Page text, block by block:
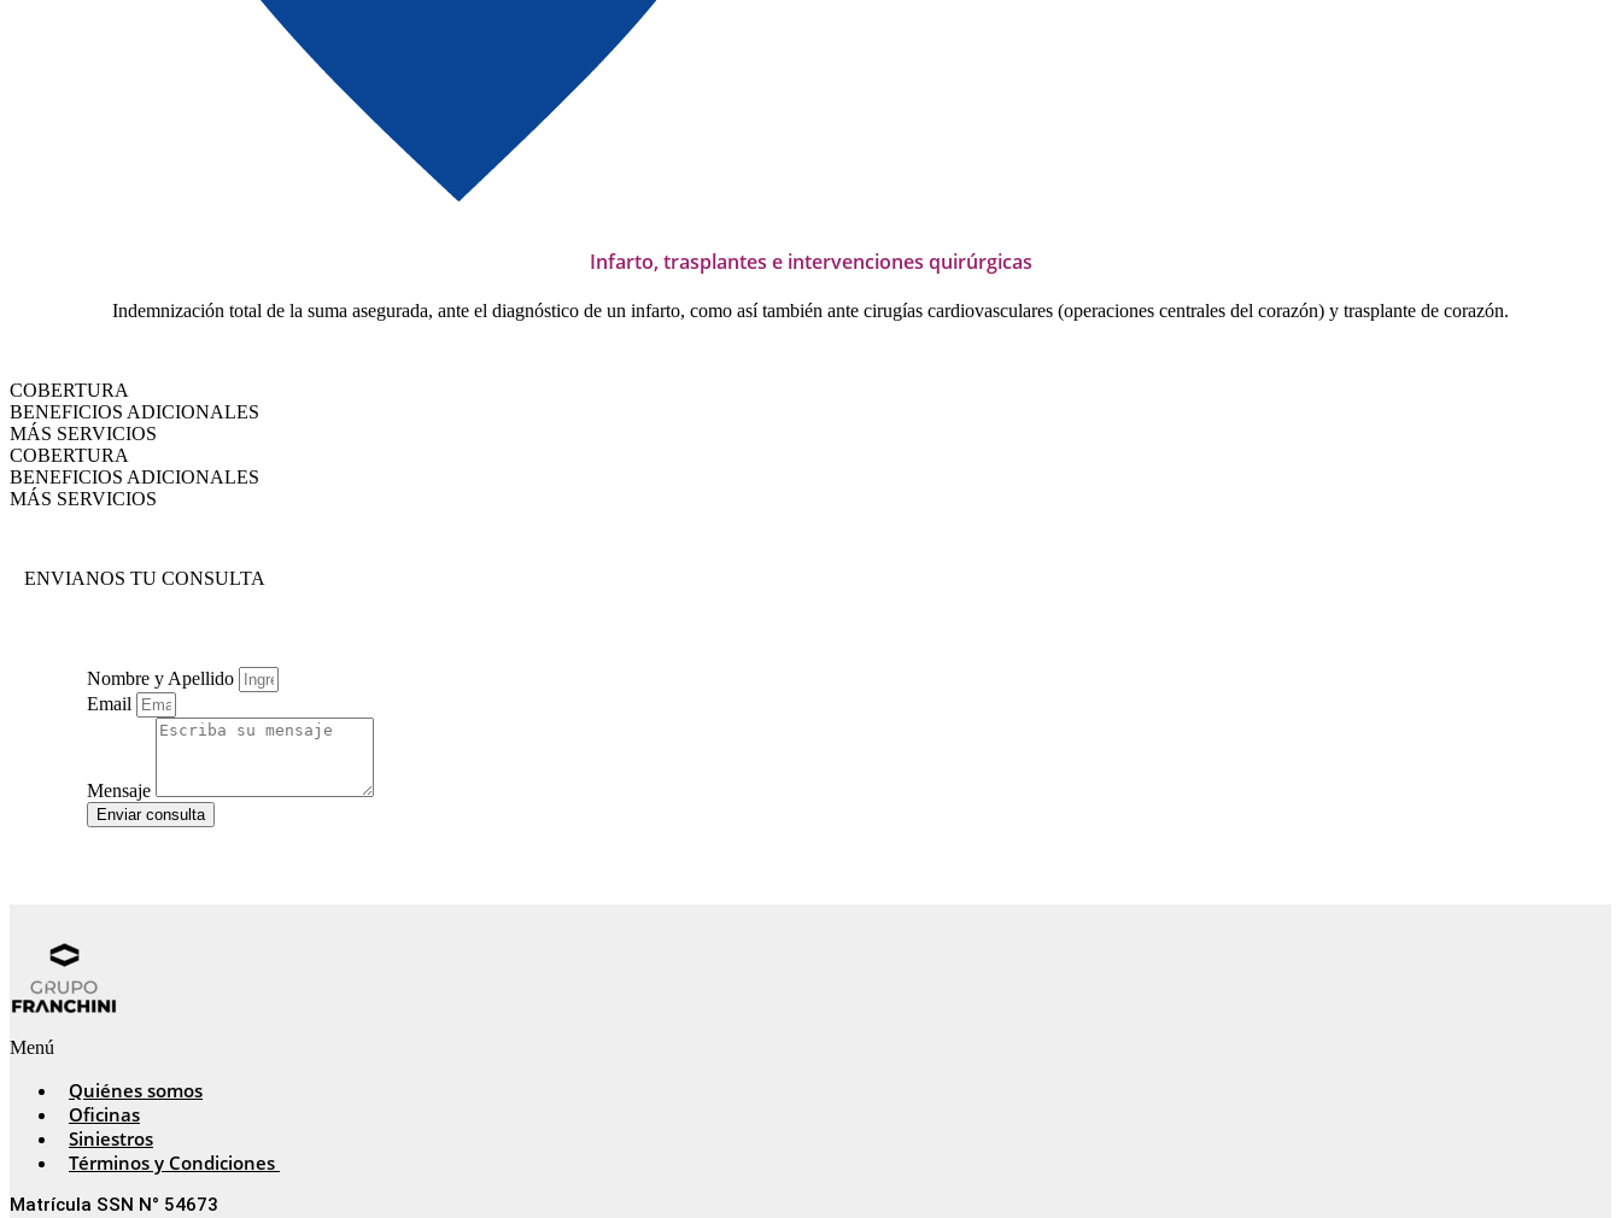
Infarto, trasplantes e intervenciones quirúrgicas
Indemnización total de la suma asegurada, ante el diagnóstico de un infarto, como así también ante cirugías cardiovasculares (operaciones centrales del corazón) y trasplante de corazón.
COBERTURA
BENEFICIOS ADICIONALES
MÁS SERVICIOS
COBERTURA
BENEFICIOS ADICIONALES
MÁS SERVICIOS
ENVIANOS TU CONSULTA
Nombre y Apellido
Email
Mensaje
Enviar consulta
Menú
Quiénes somos
Oficinas
Siniestros
Términos y Condiciones
Matrícula SSN N° 54673